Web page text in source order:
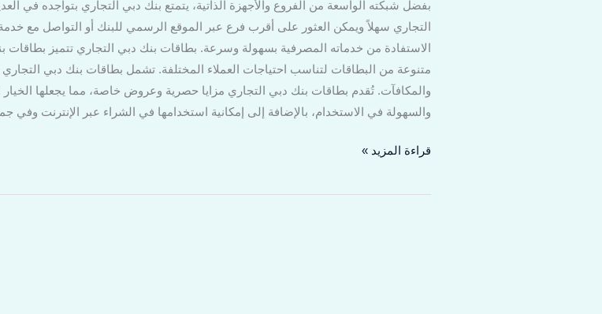
بفضل شبكته الواسعة من الفروع والأجهزة الذاتية، يتمتع بنك دبي التجاري بتواجده في
التجاري سهلاً ويمكن العثور على أقرب فرع عبر الموقع الرسمي للبنك أو التواصل مع
الاستفادة من خدماته المصرفية بسهولة وسرعة. بطاقات بنك دبي التجاري تتميز بطاقات
متنوعة من البطاقات لتناسب احتياجات العملاء المختلفة. تشمل بطاقات بنك دبي
والمكافآت. تُقدم بطاقات بنك دبي التجاري مزايا حصرية وعروض خاصة، مما يجعلها الخيار
والسهولة في الاستخدام، بالإضافة إلى إمكانية استخدامها في الشراء عبر الإنترنت وفي
قراءة المزيد »